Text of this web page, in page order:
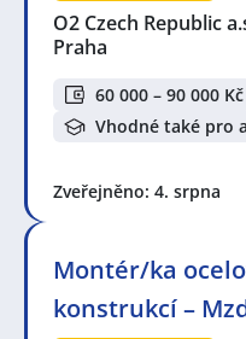
O2 Czech Republic
Praha
60 000 – 90 000 Kč
Vhodné také pro
Zveřejněno: 4. srpna
Montér/ka
konstrukcí –